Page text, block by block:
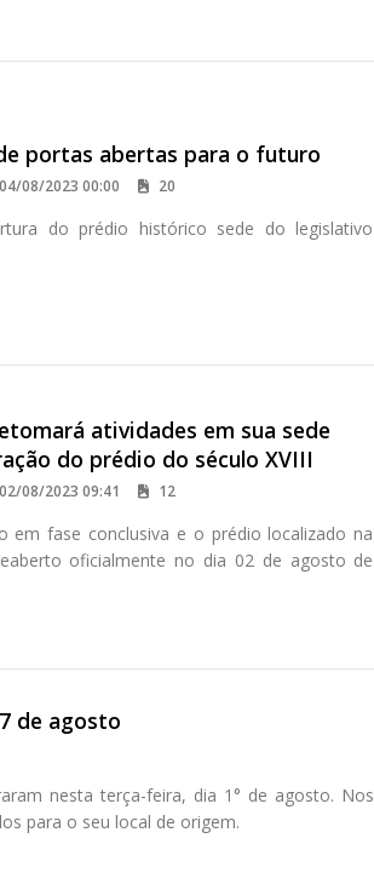
portas abertas para o futuro
04/08/2023 00:00 20
do prédio histórico sede do legislativo
atividades em sua sede
do prédio do século XVIII
02/08/2023 09:41 12
em fase conclusiva e o prédio localizado na
oficialmente no dia 02 de agosto de
de agosto
nesta terça-feira, dia 1° de agosto. Nos
para o seu local de origem.